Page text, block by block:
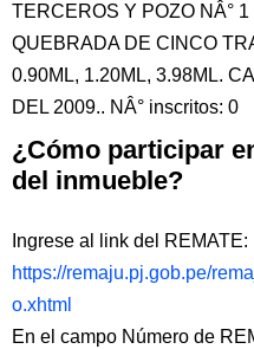
TERCEROS Y POZO NÂ°
QUEBRADA DE CINCO
0.90ML, 1.20ML, 3.98ML.
DEL 2009.. NÂ° inscritos: 0
¿Cómo participar
del inmueble?
Ingrese al link del REMATE:
https://remaju.pj.gob.pe/
o.xhtml
En el campo Número de